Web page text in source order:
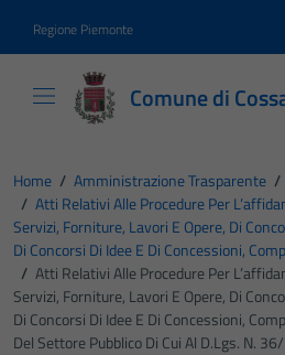
Regione Piemonte
Comune di
Home / Amministrazione Trasparente /
/ Atti Relativi Alle Procedure Per
Servizi, Forniture, Lavori E Opere, Di
Di Concorsi Di Idee E Di Concessioni,
/ Atti Relativi Alle Procedure Per
Servizi, Forniture, Lavori E Opere, Di
Di Concorsi Di Idee E Di Concessioni,
Del Settore Pubblico Di Cui Al D.Lgs. N.